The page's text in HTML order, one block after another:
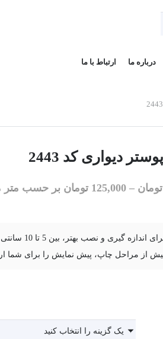
درباره ما ارتباط با ما
دیواری کد 2443
تومان –
125,000 تومان بر حسب متر
اندازه گیری و نصب بهتر، بین 5 تا 10 سانتی متر به عرض و ارتفاع طرح خود اضافه کنید.
از مراحل چاپ، پیش نمایش را برای شما